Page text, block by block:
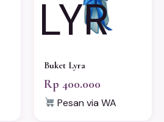
LYR
Buket Lyra
Rp 400.000
Pesan via WA